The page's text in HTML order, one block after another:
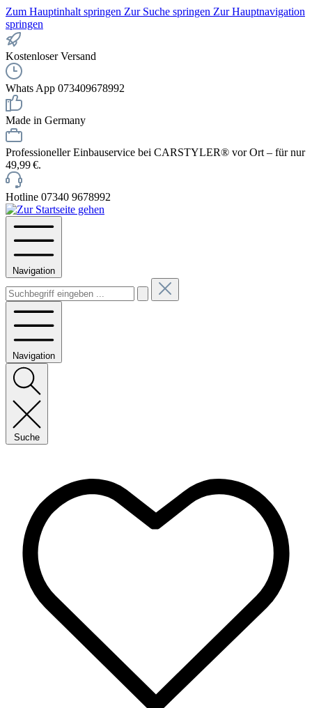
Zum Hauptinhalt springen Zur Suche springen Zur Hauptnavigation
springen
Kostenloser Versand
Whats App 073409678992
Made in Germany
Professioneller Einbauservice bei CARSTYLER® vor Ort – für nur
49,99 €.
Hotline 07340 9678992
Navigation
Navigation
Suche